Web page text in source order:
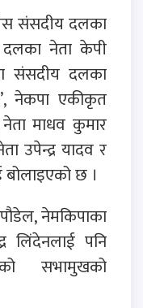
संसदीय दलका
दलका नेता केपी
संसदीय दलका
नेकपा एकीकृत
माधव कुमार
उपेन्द्र यादव र
छ ।
पौडेल, नेमकिपाका
लिंदेनलाई पनि
सभामुखको